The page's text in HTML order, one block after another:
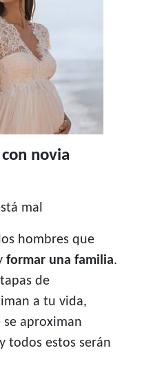
novia
mal
hombres que
formar una familia.
de
a tu vida,
aproximan
todos estos serán